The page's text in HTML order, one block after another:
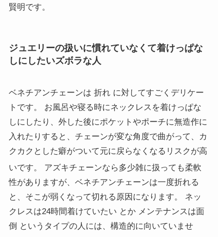
賢明です。
ジュエリーの扱いに慣れていなくて着けっぱな
しにしたいズボラな人
ベネチアンチェーンは 折れ に対してすごくデリケー
トです。 お風呂や寝る時にネックレスを着けっぱな
しにしたり、外した後にポケットやポーチに無造作に
入れたりすると、チェーンが変な角度で曲がって、カ
クカクとした癖がついて元に戻らなくなるリスクが高
いです。
アズキチェーンなら多少雑に扱っても柔軟
性がありますが、ベネチアンチェーンは一度折れる
と、そこが弱くなって切れる原因になります。 ネッ
クレスは24時間着けていたい とか メンテナンスは面
倒 というタイプの人には、構造的に向いていませ